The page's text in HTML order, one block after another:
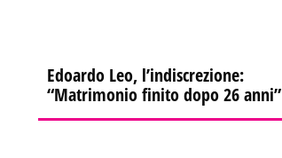
Edoardo Leo, l’indiscrezione:
“Matrimonio finito dopo 26 anni”